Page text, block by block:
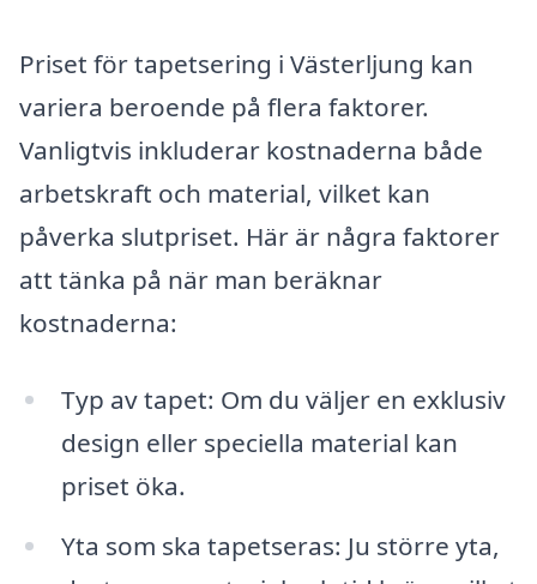
Priset för tapetsering i Västerljung kan
variera beroende på flera faktorer.
Vanligtvis inkluderar kostnaderna både
arbetskraft och material, vilket kan
påverka slutpriset. Här är några faktorer
att tänka på när man beräknar
kostnaderna:
Typ av tapet: Om du väljer en exklusiv
design eller speciella material kan
priset öka.
Yta som ska tapetseras: Ju större yta,